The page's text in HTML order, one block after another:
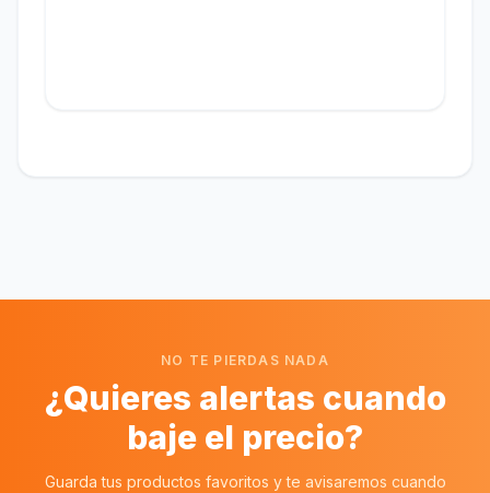
NO TE PIERDAS NADA
¿Quieres alertas cuando
baje el precio?
Guarda tus productos favoritos y te avisaremos cuando